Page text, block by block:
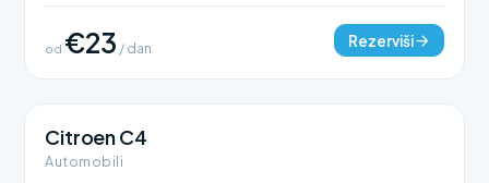
od €23 / dan Rezerviši
Citroen C4
Automobili